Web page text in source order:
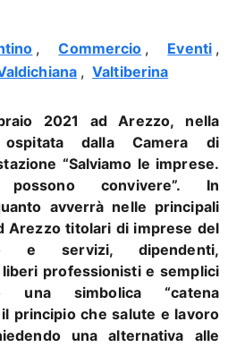
, Commercio , Eventi ,
, Valtiberina
2021 ad Arezzo, nella
ospitata dalla Camera di
“Salviamo le imprese.
convivere”. In
avverrà nelle principali
Arezzo titolari di imprese del
e servizi, dipendenti,
professionisti e semplici
una simbolica “catena
principio che salute e lavoro
una alternativa alle